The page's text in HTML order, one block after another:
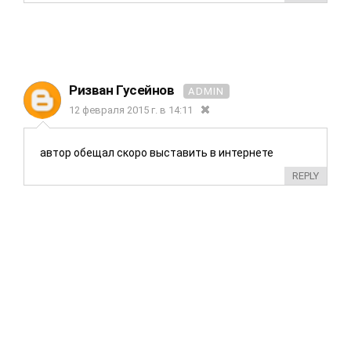
Ризван Гусейнов
ADMIN
12 февраля 2015 г. в 14:11
автор обещал скоро выставить в интернете
REPLY